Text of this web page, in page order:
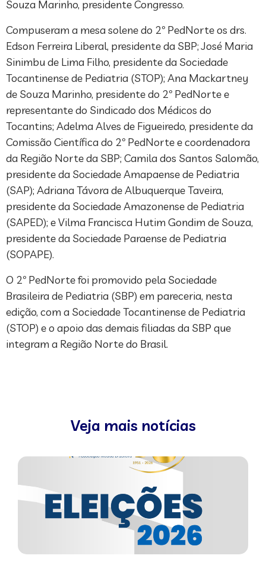
Souza Marinho, presidente Congresso.
Compuseram a mesa solene do 2º PedNorte os drs.
Edson Ferreira Liberal, presidente da SBP; José Maria
Sinimbu de Lima Filho, presidente da Sociedade
Tocantinense de Pediatria (STOP); Ana Mackartney
de Souza Marinho, presidente do 2º PedNorte e
representante do Sindicado dos Médicos do
Tocantins; Adelma Alves de Figueiredo, presidente da
Comissão Científica do 2º PedNorte e coordenadora
da Região Norte da SBP; Camila dos Santos Salomão,
presidente da Sociedade Amapaense de Pediatria
(SAP); Adriana Távora de Albuquerque Taveira,
presidente da Sociedade Amazonense de Pediatria
(SAPED); e Vilma Francisca Hutim Gondim de Souza,
presidente da Sociedade Paraense de Pediatria
(SOPAPE).
O 2º PedNorte foi promovido pela Sociedade
Brasileira de Pediatria (SBP) em pareceria, nesta
edição, com a Sociedade Tocantinense de Pediatria
(STOP) e o apoio das demais filiadas da SBP que
integram a Região Norte do Brasil.
Veja mais notícias